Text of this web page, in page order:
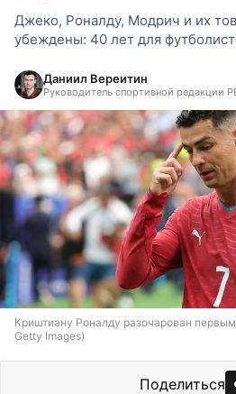
Джеко, Роналду, Модрич и их
убеждены: 40 лет для
Даниил Вереитин
Руководитель спортивной редакции
Криштиану Роналду разочарован
Getty Images)
Поделиться